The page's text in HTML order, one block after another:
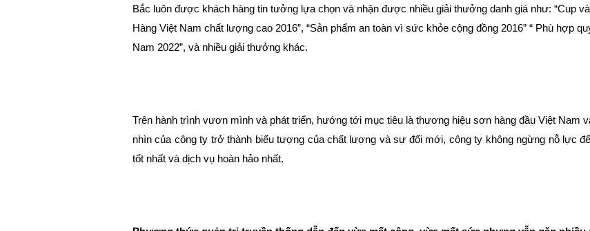
Bắc luôn được khách hàng tin tưởng lựa chọn và nhận được nhiều giải thưởng danh giá như: “Cup
Hàng Việt Nam chất lượng cao 2016”, “Sản phẩm an toàn vì sức khỏe cộng đồng 2016” “ Phù hợp
Nam 2022”, và nhiều giải thưởng khác.
Trên hành trình vươn mình và phát triển, hướng tới mục tiêu là thương hiệu sơn hàng đầu Việt Nam
nhìn của công ty trở thành biểu tượng của chất lượng và sự đổi mới, công ty không ngừng nỗ lực
tốt nhất và dịch vụ hoàn hảo nhất.